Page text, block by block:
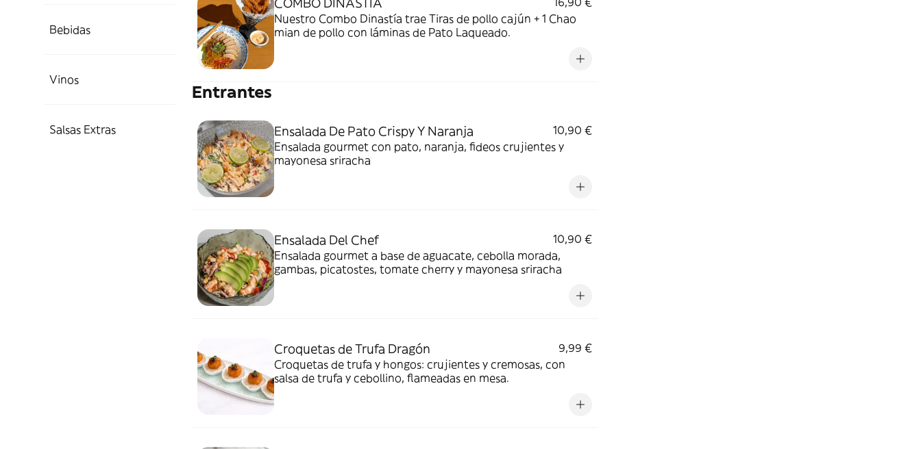
Bebidas
Vinos
Salsas Extras
Nuestro Combo Dinastía trae Tiras de pollo cajún + 1 Chao
mian de pollo con láminas de Pato Laqueado.
Entrantes
Ensalada De Pato Crispy Y Naranja
10,90 €
Ensalada gourmet con pato, naranja, fideos crujientes y
mayonesa sriracha
Ensalada Del Chef
10,90 €
Ensalada gourmet a base de aguacate, cebolla morada,
gambas, picatostes, tomate cherry y mayonesa sriracha
Croquetas de Trufa Dragón
9,99 €
Croquetas de trufa y hongos: crujientes y cremosas, con
salsa de trufa y cebollino, flameadas en mesa.